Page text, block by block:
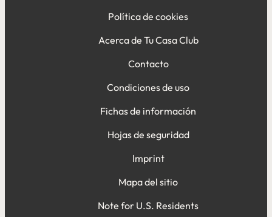
Política de cookies
Acerca de Tu Casa Club
Contacto
Condiciones de uso
Fichas de información
Hojas de seguridad
Imprint
Mapa del sitio
Note for U.S. Residents